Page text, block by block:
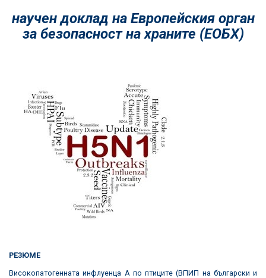
научен доклад на Европейския орган
за безопасност на храните (ЕОБХ)
РЕЗЮМЕ
Високопатогенната инфлуенца А по птиците (ВПИП на български и